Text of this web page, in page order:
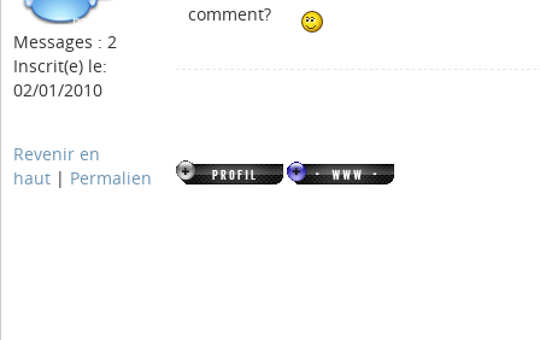
Messages : 2
Inscrit(e) le:
02/01/2010
comment?
Revenir en
haut | Permalien